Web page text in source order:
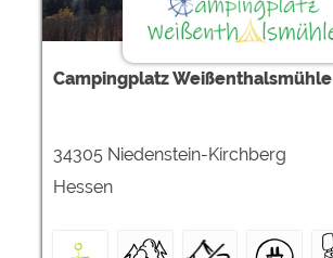
Campingplatz Weißenthalsmühle
34305 Niedenstein-Kirchberg
Hessen